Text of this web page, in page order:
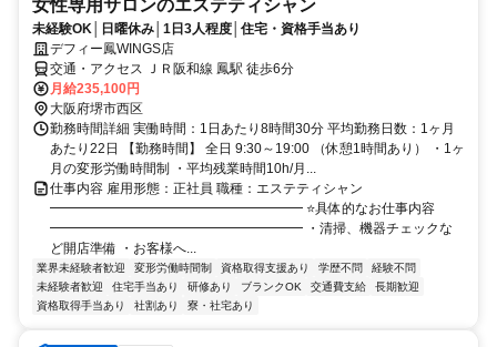
女性専用サロンのエステティシャン
未経験OK│日曜休み│1日3人程度│住宅・資格手当あり
デフィー鳳WINGS店
交通・アクセス ＪＲ阪和線 鳳駅 徒歩6分
月給235,100円
大阪府堺市西区
勤務時間詳細 実働時間：1日あたり8時間30分 平均勤務日数：1ヶ月
あたり22日 【勤務時間】 全日 9:30～19:00 （休憩1時間あり） ・1ヶ
月の変形労働時間制 ・平均残業時間10h/月...
仕事内容 雇用形態：正社員 職種：エステティシャン
━━━━━━━━━━━━━━━━━━━ ⭐具体的なお仕事内容
━━━━━━━━━━━━━━━━━━━ ・清掃、機器チェックな
ど開店準備 ・お客様へ...
業界未経験者歓迎 変形労働時間制 資格取得支援あり 学歴不問
経験不問
未経験者歓迎
住宅手当あり 研修あり ブランクOK 交通費支給
長期歓迎
資格取得手当あり
社割あり 寮・社宅あり